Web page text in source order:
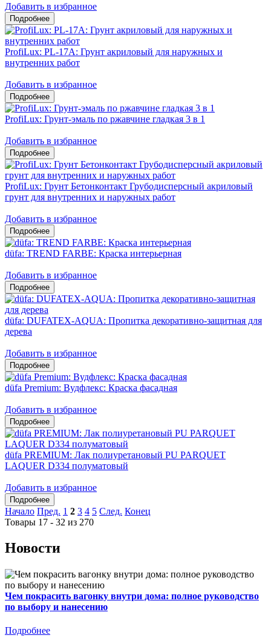
Добавить в избранное
ProfiLux: PL-17A: Грунт акриловый для наружных и
внутренних работ
Добавить в избранное
ProfiLux: Грунт-эмаль по ржавчине гладкая 3 в 1
Добавить в избранное
ProfiLux: Грунт Бетонконтакт Грубодисперсный акриловый
грунт для внутренних и наружных работ
Добавить в избранное
düfa: TREND FARBE: Краска интерьерная
Добавить в избранное
düfa: DUFATEX-AQUA: Пропитка декоративно-защитная для
дерева
Добавить в избранное
düfa Premium: Вудфлекс: Краска фасадная
Добавить в избранное
düfa PREMIUM: Лак полиуретановый PU PARQUET
LAQUER D334 полуматовый
Добавить в избранное
Начало Пред. 1 2 3 4 5 След. Конец
Товары 17 - 32 из 270
Новости
Чем покрасить вагонку внутри дома: полное руководство
по выбору и нанесению
Подробнее